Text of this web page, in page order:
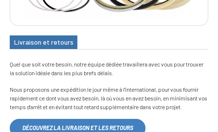
Livraison et retours
Quel que soit votre besoin, notre équipe dédiée travaillera avec vous pour trouver
la solution idéale dans les plus brefs délais.
Nous proposons une expédition le jour même à l'international, pour vous fournir
rapidement ce dont vous avez besoin, là où vous en avez besoin, en minimisant vos
temps d'arrêt et en évitant tout retard supplémentaire dans votre projet.
DÉCOUVREZ LA LIVRAISON ET LES RETOURS